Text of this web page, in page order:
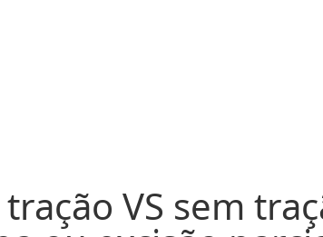
VS sem